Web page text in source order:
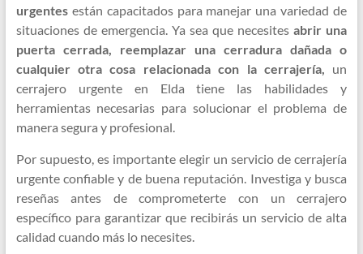
urgentesestán capacitados para manejar una variedad de
situaciones de emergencia. Ya sea que necesites abrir una
puerta cerrada, reemplazar una cerradura dañada o
cualquier otra cosa relacionada con la cerrajería, un
cerrajero urgente en Elda tiene las habilidades y
herramientas necesarias para solucionar el problema de
manera segura y profesional.
Por supuesto, es importante elegir un servicio de cerrajería
urgente confiable y de buena reputación. Investiga y busca
reseñas antes de comprometerte con un cerrajero
específico para garantizar que recibirás un servicio de alta
calidad cuando más lo necesites.